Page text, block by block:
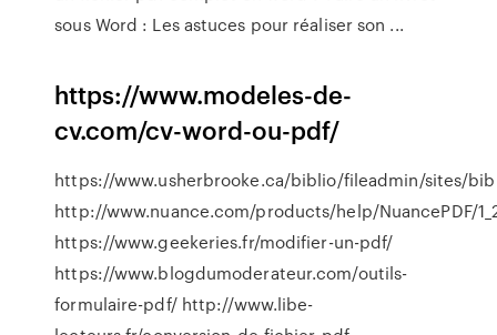
sous Word : Les astuces pour réaliser son ...
https://www.modeles-de-
cv.com/cv-word-ou-pdf/
https://www.usherbrooke.ca/biblio/fileadmin/sites/
http://www.nuance.com/products/help/NuancePDF/
https://www.geekeries.fr/modifier-un-pdf/
https://www.blogdumoderateur.com/outils-
formulaire-pdf/ http://www.libe-